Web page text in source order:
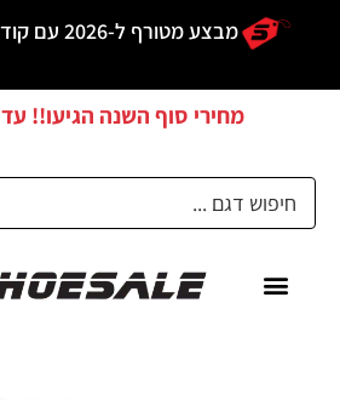
מבצע מטורף ל-2026 עם קוד הקופון –
מחירי סוף השנה הגיעו!! עד